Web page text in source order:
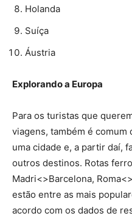
Holanda
Suíça
Áustria
Explorando a Europa
Para os turistas que
viagens, também é
uma cidade e, a partir daí,
outros destinos. Rotas
Madri<>Barcelona,
estão entre as mais
acordo com os dados de